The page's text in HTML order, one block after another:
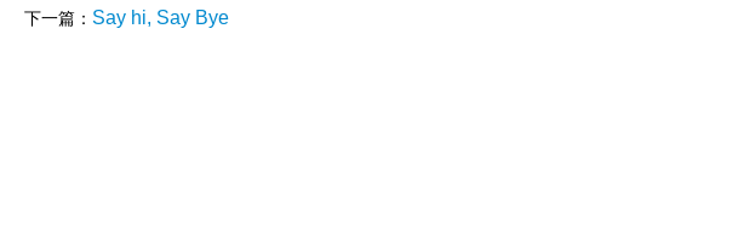
下一篇： Say hi, Say Bye